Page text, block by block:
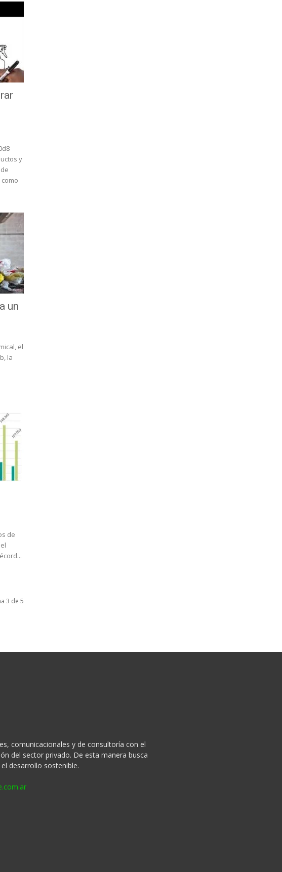
y
un
el
la
de
3 de 5
comunicacionales y de consultoría con el
del sector privado. De esta manera busca
desarrollo sostenible.